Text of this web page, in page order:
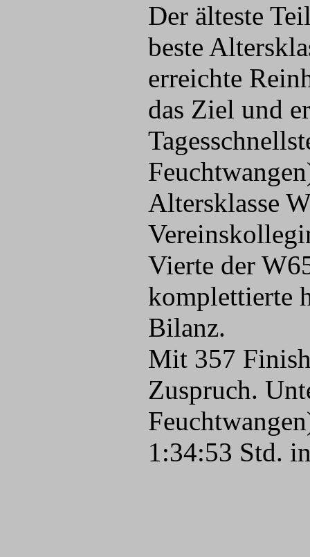
Der älteste
beste
erreichte
das Ziel und
Altersklasse
Vierte der
komplettierte
Bilanz.
Mit 357
Zuspruch.
1:34:53 Std.